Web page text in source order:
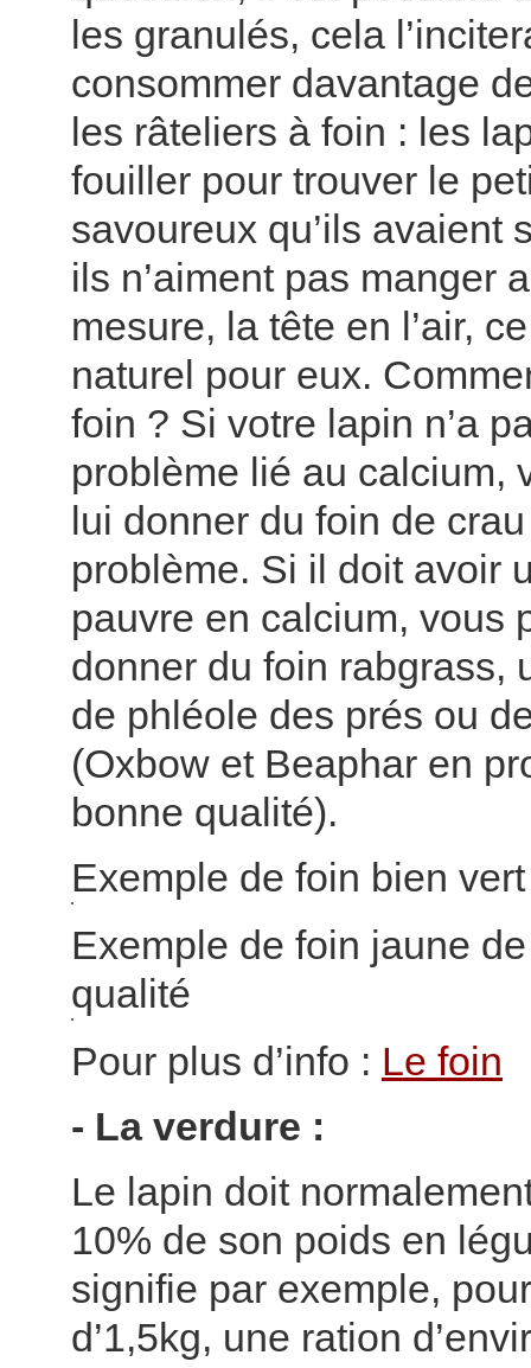
les granulés, cela
consommer davantage
les râteliers à foin : les
fouiller pour trouver le
savoureux qu’ils avaient
ils n’aiment pas manger
mesure, la tête en l’air,
naturel pour eux.
foin ? Si votre lapin n’a
problème lié au calcium,
lui donner du foin de
problème. Si il doit avoir
pauvre en calcium, vous
donner du foin rabgrass,
de phléole des prés ou
(Oxbow et Beaphar en
bonne qualité).
Exemple de foin bien vert
Exemple de foin jaune
qualité
Pour plus d’info : Le foin
- La verdure :
Le lapin doit
10% de son poids en
signifie par exemple,
d’1,5kg, une ration